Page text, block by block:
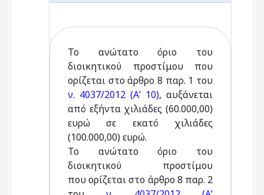
Το ανώτατο όριο του
διοικητικού προστίμου που
ορίζεται στο άρθρο 8 παρ. 1 του
ν. 4037/2012 (Α’ 10), αυξάνεται
από εξήντα χιλιάδες (60.000,00)
ευρώ σε εκατό χιλιάδες
(100.000,00) ευρώ.
Το ανώτατο όριο του
διοικητικού προστίμου
που ορίζεται στο άρθρο 8 παρ. 2